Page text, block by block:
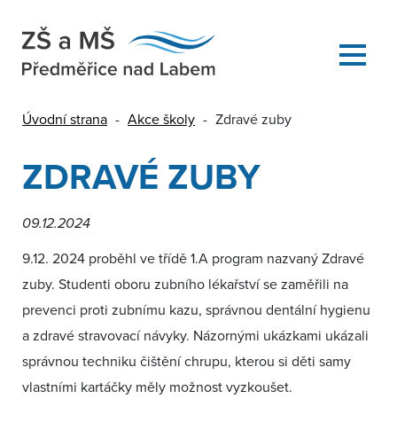
Úvodní strana - Akce školy - Zdravé zuby
ZDRAVÉ ZUBY
09.12.2024
9.12. 2024 proběhl ve třídě 1.A program nazvaný Zdravé
zuby. Studenti oboru zubního lékařství se zaměřili na
prevenci proti zubnímu kazu, správnou dentální hygienu
a zdravé stravovací návyky. Názornými ukázkami ukázali
správnou techniku čištění chrupu, kterou si děti samy
vlastními kartáčky měly možnost vyzkoušet.